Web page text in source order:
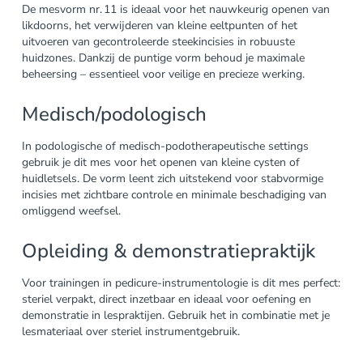
De mesvorm nr. 11 is ideaal voor het nauwkeurig openen van
likdoorns, het verwijderen van kleine eeltpunten of het
uitvoeren van gecontroleerde steekincisies in robuuste
huidzones. Dankzij de puntige vorm behoud je maximale
beheersing – essentieel voor veilige en precieze werking.
Medisch/podologisch
In podologische of medisch-podotherapeutische settings
gebruik je dit mes voor het openen van kleine cysten of
huidletsels. De vorm leent zich uitstekend voor stabvormige
incisies met zichtbare controle en minimale beschadiging van
omliggend weefsel.
Opleiding & demonstratiepraktijk
Voor trainingen in pedicure-instrumentologie is dit mes perfect:
steriel verpakt, direct inzetbaar en ideaal voor oefening en
demonstratie in lespraktijen. Gebruik het in combinatie met je
lesmateriaal over steriel instrumentgebruik.